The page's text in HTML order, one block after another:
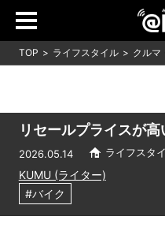
TOP ライフスタイル クルマ
リセールプライスが
2026.05.14 ライフスタ
KUMU (ライター)
#バイク